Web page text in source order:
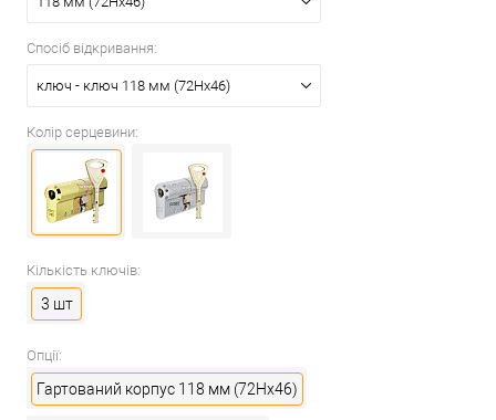
Спосіб відкривання:
ключ - ключ 118 мм (72Hx46)
Колір серцевини:
Кількість ключів:
3 шт
Опції:
Гартований корпус 118 мм (72Hx46)